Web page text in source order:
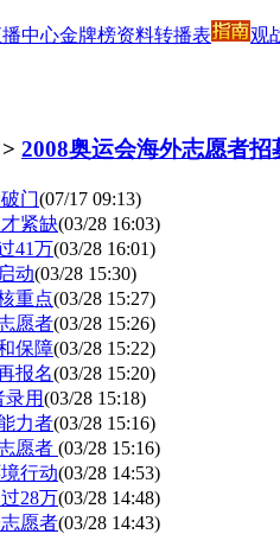
中心金牌榜资料转播表 观
> 2008奥运会海外志愿者招
门(07/17 09:13)
紧缺(03/28 16:03)
41万(03/28 16:01)
动(03/28 15:30)
重点(03/28 15:27)
愿者(03/28 15:26)
保障(03/28 15:22)
报名(03/28 15:20)
用(03/28 15:18)
力者(03/28 15:16)
愿者 (03/28 15:16)
行动(03/28 14:53)
28万(03/28 14:48)
愿者(03/28 14:43)